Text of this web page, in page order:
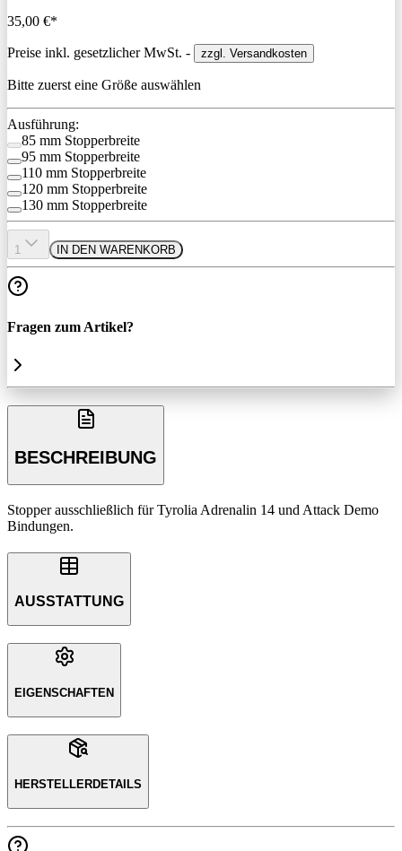
35,00 €*
Preise inkl. gesetzlicher MwSt. - zzgl. Versandkosten
Bitte zuerst eine Größe auswählen
Ausführung:
85 mm Stopperbreite
95 mm Stopperbreite
110 mm Stopperbreite
120 mm Stopperbreite
130 mm Stopperbreite
1 IN DEN WARENKORB
Fragen zum Artikel?
BESCHREIBUNG
Stopper ausschließlich für Tyrolia Adrenalin 14 und Attack Demo
Bindungen.
AUSSTATTUNG
EIGENSCHAFTEN
HERSTELLERDETAILS